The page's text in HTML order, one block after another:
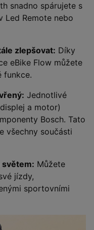
snadno spárujete s
Led Remote nebo
zlepšovat: Díky
eBike Flow můžete
funkce.
Jednotlivé
a motor)
Bosch. Tato
všechny součásti
světem: Můžete
jízdy,
sportovními